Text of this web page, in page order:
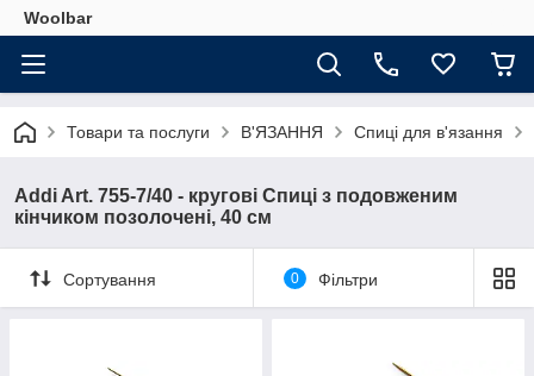
Woolbar
Товари та послуги В'ЯЗАННЯ Спиці для в'язання
Addi Art. 755-7/40 - кругові Спиці з подовженим
кінчиком позолочені, 40 см
Сортування 0 Фільтри